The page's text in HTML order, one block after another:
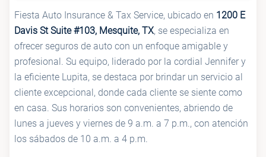
Fiesta Auto Insurance & Tax Service, ubicado en 1200 E
Davis St Suite #103, Mesquite, TX, se especializa en
ofrecer seguros de auto con un enfoque amigable y
profesional. Su equipo, liderado por la cordial Jennifer y
la eficiente Lupita, se destaca por brindar un servicio al
cliente excepcional, donde cada cliente se siente como
en casa. Sus horarios son convenientes, abriendo de
lunes a jueves y viernes de 9 a.m. a 7 p.m., con atención
los sábados de 10 a.m. a 4 p.m.